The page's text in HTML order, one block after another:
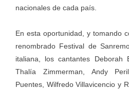
nacionales de cada país.
En esta oportunidad, y tomando
renombrado Festival de
italiana, los cantantes Deborah
Thalía Zimmerman, Andy
Puentes, Wilfredo Villavicencio y